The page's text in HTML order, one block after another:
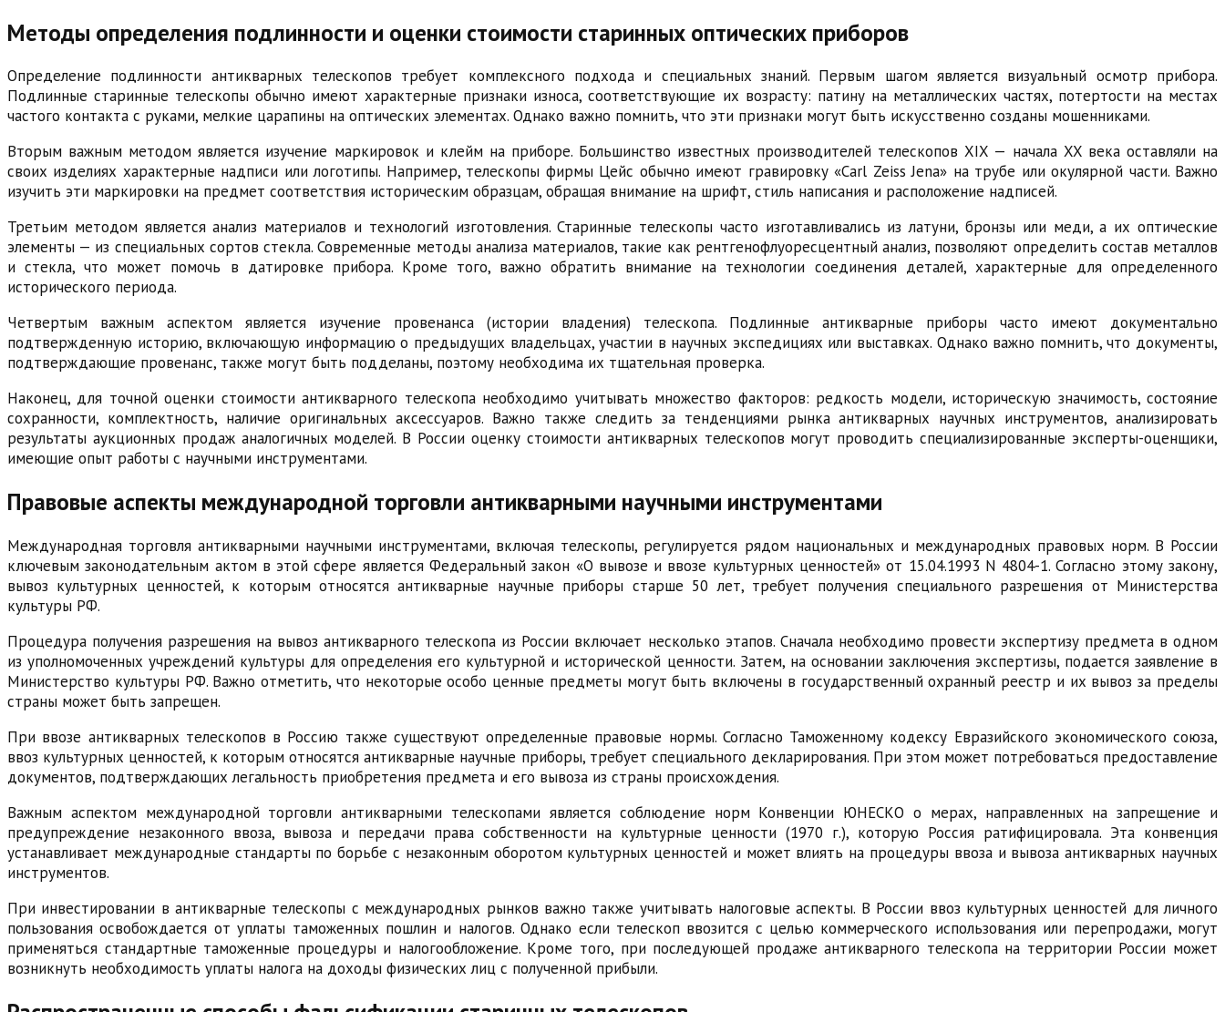
Методы определения подлинности и оценки стоимости старинных оптических приборов
Определение подлинности антикварных телескопов требует комплексного подхода и специальных знаний. Первым шагом является визуальный осмотр прибора.
Подлинные старинные телескопы обычно имеют характерные признаки износа, соответствующие их возрасту: патину на металлических частях, потертости на местах
частого контакта с руками, мелкие царапины на оптических элементах. Однако важно помнить, что эти признаки могут быть искусственно созданы мошенниками.
Вторым важным методом является изучение маркировок и клейм на приборе. Большинство известных производителей телескопов XIX — начала XX века оставляли на
своих изделиях характерные надписи или логотипы. Например, телескопы фирмы Цейс обычно имеют гравировку «Carl Zeiss Jena» на трубе или окулярной части. Важно
изучить эти маркировки на предмет соответствия историческим образцам, обращая внимание на шрифт, стиль написания и расположение надписей.
Третьим методом является анализ материалов и технологий изготовления. Старинные телескопы часто изготавливались из латуни, бронзы или меди, а их оптические
элементы — из специальных сортов стекла. Современные методы анализа материалов, такие как рентгенофлуоресцентный анализ, позволяют определить состав металлов
и стекла, что может помочь в датировке прибора. Кроме того, важно обратить внимание на технологии соединения деталей, характерные для определенного
исторического периода.
Четвертым важным аспектом является изучение провенанса (истории владения) телескопа. Подлинные антикварные приборы часто имеют документально
подтвержденную историю, включающую информацию о предыдущих владельцах, участии в научных экспедициях или выставках. Однако важно помнить, что документы,
подтверждающие провенанс, также могут быть подделаны, поэтому необходима их тщательная проверка.
Наконец, для точной оценки стоимости антикварного телескопа необходимо учитывать множество факторов: редкость модели, историческую значимость, состояние
сохранности, комплектность, наличие оригинальных аксессуаров. Важно также следить за тенденциями рынка антикварных научных инструментов, анализировать
результаты аукционных продаж аналогичных моделей. В России оценку стоимости антикварных телескопов могут проводить специализированные эксперты-оценщики,
имеющие опыт работы с научными инструментами.
Правовые аспекты международной торговли антикварными научными инструментами
Международная торговля антикварными научными инструментами, включая телескопы, регулируется рядом национальных и международных правовых норм. В России
ключевым законодательным актом в этой сфере является Федеральный закон «О вывозе и ввозе культурных ценностей» от 15.04.1993 N 4804-1. Согласно этому закону,
вывоз культурных ценностей, к которым относятся антикварные научные приборы старше 50 лет, требует получения специального разрешения от Министерства
культуры РФ.
Процедура получения разрешения на вывоз антикварного телескопа из России включает несколько этапов. Сначала необходимо провести экспертизу предмета в одном
из уполномоченных учреждений культуры для определения его культурной и исторической ценности. Затем, на основании заключения экспертизы, подается заявление в
Министерство культуры РФ. Важно отметить, что некоторые особо ценные предметы могут быть включены в государственный охранный реестр и их вывоз за пределы
страны может быть запрещен.
При ввозе антикварных телескопов в Россию также существуют определенные правовые нормы. Согласно Таможенному кодексу Евразийского экономического союза,
ввоз культурных ценностей, к которым относятся антикварные научные приборы, требует специального декларирования. При этом может потребоваться предоставление
документов, подтверждающих легальность приобретения предмета и его вывоза из страны происхождения.
Важным аспектом международной торговли антикварными телескопами является соблюдение норм Конвенции ЮНЕСКО о мерах, направленных на запрещение и
предупреждение незаконного ввоза, вывоза и передачи права собственности на культурные ценности (1970 г.), которую Россия ратифицировала. Эта конвенция
устанавливает международные стандарты по борьбе с незаконным оборотом культурных ценностей и может влиять на процедуры ввоза и вывоза антикварных научных
инструментов.
При инвестировании в антикварные телескопы с международных рынков важно также учитывать налоговые аспекты. В России ввоз культурных ценностей для личного
пользования освобождается от уплаты таможенных пошлин и налогов. Однако если телескоп ввозится с целью коммерческого использования или перепродажи, могут
применяться стандартные таможенные процедуры и налогообложение. Кроме того, при последующей продаже антикварного телескопа на территории России может
возникнуть необходимость уплаты налога на доходы физических лиц с полученной прибыли.